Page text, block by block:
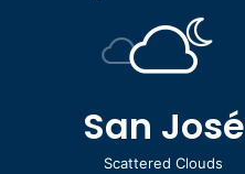
San José
Scattered Clouds